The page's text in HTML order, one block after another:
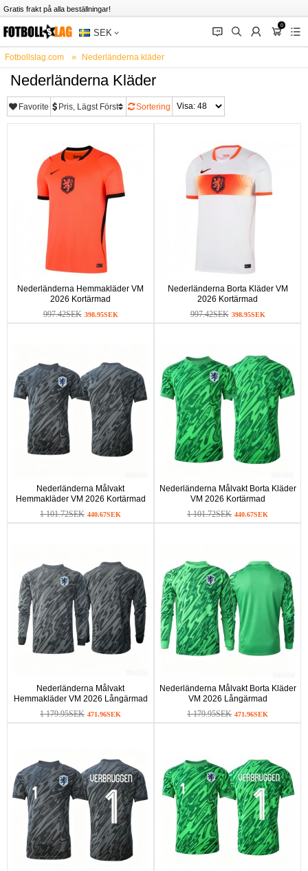
Gratis frakt på alla beställningar!
SEK 󰂱 󰂨 󰃳
0
󰃦 󰃖
Fotbollslag.com Nederländerna kläder
Nederländerna Kläder
Favorite Pris, Lägst Först Sortering
Nederländerna Hemmakläder VM
2026 Kortärmad
997.42SEK 398.95SEK
Nederländerna Borta Kläder VM
2026 Kortärmad
997.42SEK 398.95SEK
Nederländerna Målvakt
Hemmakläder VM 2026 Kortärmad
1 101.72SEK 440.67SEK
Nederländerna Målvakt Borta Kläder
VM 2026 Kortärmad
1 101.72SEK 440.67SEK
Nederländerna Målvakt
Hemmakläder VM 2026 Långärmad
1 179.95SEK 471.96SEK
Nederländerna Målvakt Borta Kläder
VM 2026 Långärmad
1 179.95SEK 471.96SEK